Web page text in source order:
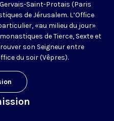
Saint-Protais (Paris
de Jérusalem. L’Office
«au milieu du jour»
de Tierce, Sexte et
son Seigneur entre
du soir (Vêpres).